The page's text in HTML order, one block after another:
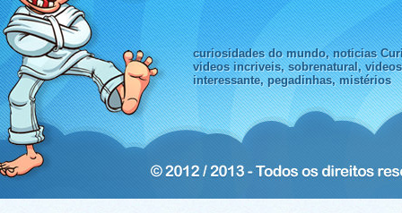
curiosidades do mundo, noticias
videos incriveis, sobrenatural,
interessante, pegadinhas, mistérios